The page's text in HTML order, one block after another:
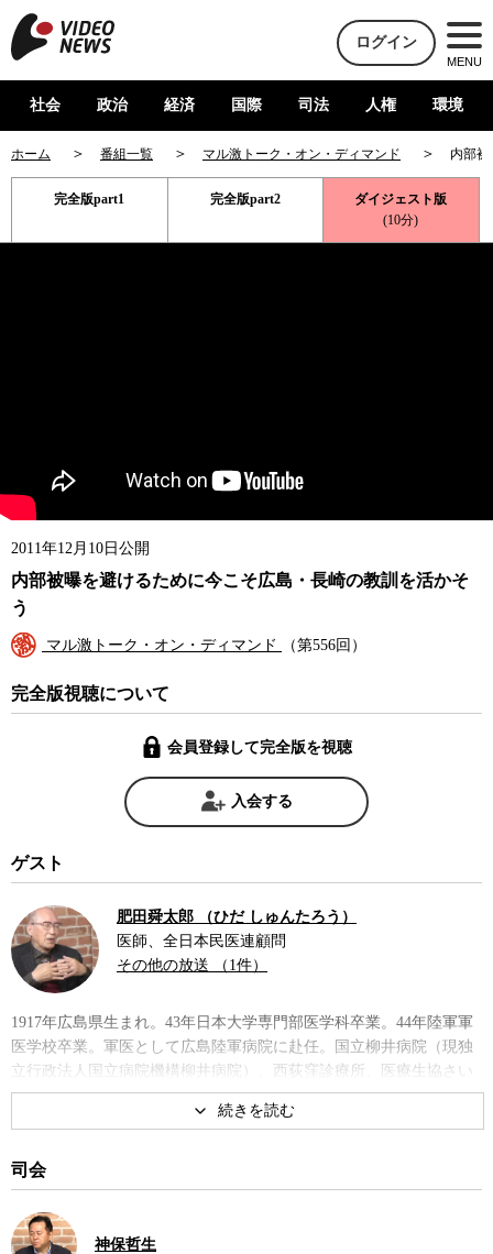
ログイン
MENU
社会 政治 経済 国際 司法 人権 環境
ホーム 番組一覧 マル激トーク・オン・ディマンド 内部
完全版part1 完全版part2
ダイジェスト版
(10分)
2011年12月10日公開
内部被曝を避けるために今こそ広島・長崎の教訓を活かそ
う
マル激トーク・オン・ディマンド （第556回）
完全版視聴について
会員登録して完全版を視聴
入会する
ゲスト
肥田舜太郎 （ひだ しゅんたろう）
医師、全日本民医連顧問
その他の放送 （1件）
1917年広島県生まれ。43年日本大学専門部医学科卒業。44年陸軍軍
医学校卒業。軍医として広島陸軍病院に赴任。国立柳井病院（現独
立行政法人国立病院機構柳井病院）、西荻窪診療所、医療生協さい
たま行田協立診療所、全日本民医連理事、埼玉民医連会長などを経
て、2011年より現職。著書に『広島の消えた日—被爆軍医の証
ど。
著書
司会
神保哲生